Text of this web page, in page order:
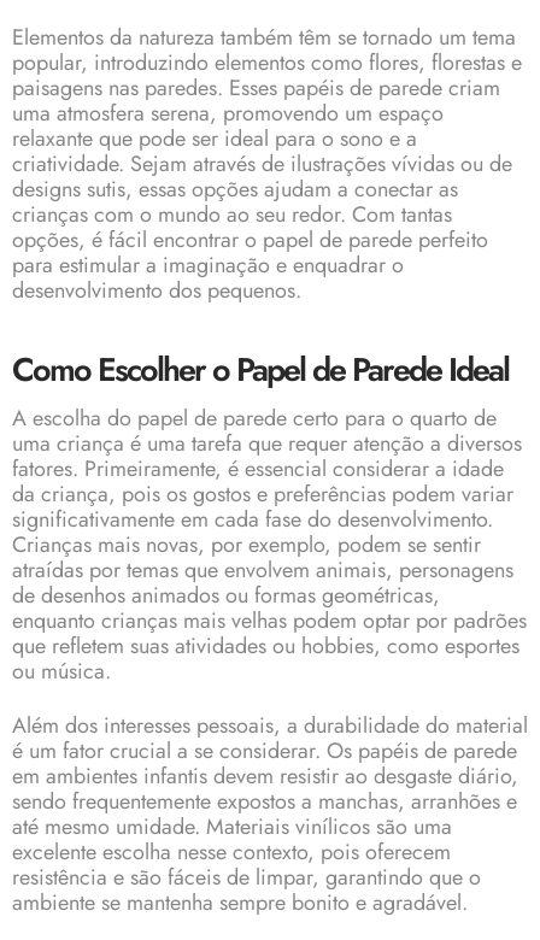
Elementos da natureza também têm se tornado um tema
popular, introduzindo elementos como flores, florestas e
paisagens nas paredes. Esses papéis de parede criam
uma atmosfera serena, promovendo um espaço
relaxante que pode ser ideal para o sono e a
criatividade. Sejam através de ilustrações vívidas ou de
designs sutis, essas opções ajudam a conectar as
crianças com o mundo ao seu redor. Com tantas
opções, é fácil encontrar o papel de parede perfeito
para estimular a imaginação e enquadrar o
desenvolvimento dos pequenos.
Como Escolher o Papel de Parede Ideal
A escolha do papel de parede certo para o quarto de
uma criança é uma tarefa que requer atenção a diversos
fatores. Primeiramente, é essencial considerar a idade
da criança, pois os gostos e preferências podem variar
significativamente em cada fase do desenvolvimento.
Crianças mais novas, por exemplo, podem se sentir
atraídas por temas que envolvem animais, personagens
de desenhos animados ou formas geométricas,
enquanto crianças mais velhas podem optar por padrões
que refletem suas atividades ou hobbies, como esportes
ou música.
Além dos interesses pessoais, a durabilidade do material
é um fator crucial a se considerar. Os papéis de parede
em ambientes infantis devem resistir ao desgaste diário,
sendo frequentemente expostos a manchas, arranhões e
até mesmo umidade. Materiais vinílicos são uma
excelente escolha nesse contexto, pois oferecem
resistência e são fáceis de limpar, garantindo que o
ambiente se mantenha sempre bonito e agradável.